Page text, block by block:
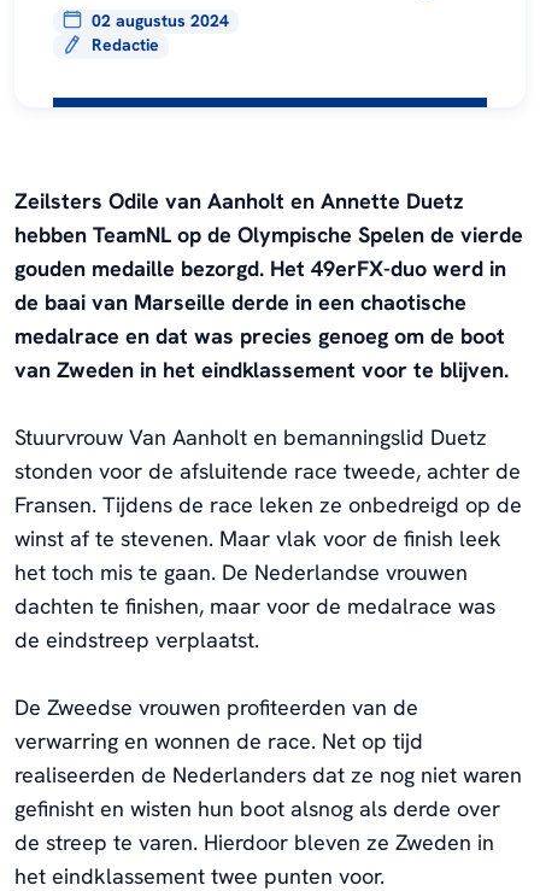
02 augustus 2024
Redactie
Zeilsters Odile van Aanholt en Annette Duetz
hebben TeamNL op de Olympische Spelen de vierde
gouden medaille bezorgd. Het 49erFX-duo werd in
de baai van Marseille derde in een chaotische
medalrace en dat was precies genoeg om de boot
van Zweden in het eindklassement voor te blijven.
Stuurvrouw Van Aanholt en bemanningslid Duetz
stonden voor de afsluitende race tweede, achter de
Fransen. Tijdens de race leken ze onbedreigd op de
winst af te stevenen. Maar vlak voor de finish leek
het toch mis te gaan. De Nederlandse vrouwen
dachten te finishen, maar voor de medalrace was
de eindstreep verplaatst.
De Zweedse vrouwen profiteerden van de
verwarring en wonnen de race. Net op tijd
realiseerden de Nederlanders dat ze nog niet waren
gefinisht en wisten hun boot alsnog als derde over
de streep te varen. Hierdoor bleven ze Zweden in
het eindklassement twee punten voor.